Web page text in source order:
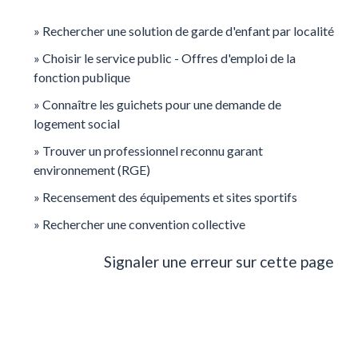
Rechercher une solution de garde d'enfant par localité
Choisir le service public - Offres d'emploi de la
fonction publique
Connaître les guichets pour une demande de
logement social
Trouver un professionnel reconnu garant
environnement (RGE)
Recensement des équipements et sites sportifs
Rechercher une convention collective
Signaler une erreur sur cette page